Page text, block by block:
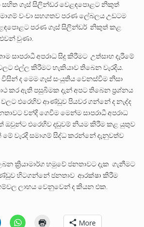
සහිත ගෑස් සිලින්ඩර වෙළඳපොළට නිකුත්
වංචා සහගතව පරණ ලේබලය උඩටම
පරණ ගෑස් සිලින්ඩර් නිකුත් කළ
වුණා.
සාපරාධී අපරාධ සිදු කිරීමට උත්සාහ දැරීමේ
එල්ල කිරීමට හැකියාව තිබෙන වැරදිය.
ද මෙම ගෑස් සංයුතිය වෙනස්වීම නිසා
කර ඇති පසුබිමක දැන් අපට තිබෙන ප්‍රශ්නය
වලට එරෙහිව ආණ්ඩුව පියවර ගන්නේ ද නැද්ද
වන්දි ගෙවීම මෙන්ම සාපරාධී අපරාධ
ඔවුන්ට එරෙහිව දඬුවම් නියම කිරීම කළ යුතුව
වැරදි සමාගම් සිද්ධ කරන්නේ දැනුවත්ව
ක්‍රියාමාර්ග හමුවේ ජනතාවට දැක ගැනීමට
හිටගන්නේ ජනතාව ආරක්ෂා කිරීම
ලාභය වෙනුවෙන් ද කියන එක.
More